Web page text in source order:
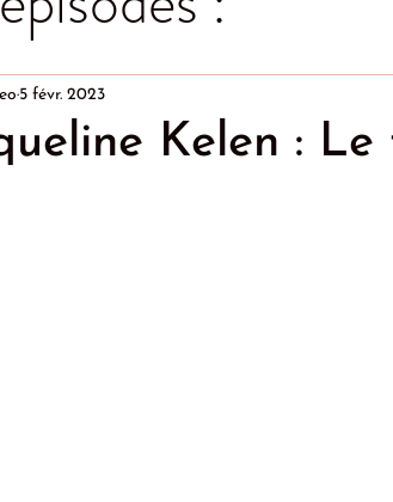
Kelen :
5 févr. 2023